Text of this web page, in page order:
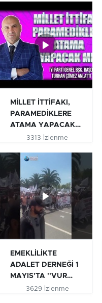
MİLLET İTTİFAKI,
PARAMEDİKLERE
ATAMA YAPACAK
MI? | TURHAN...
3313 İzlenme
EMEKLİLİKTE
ADALET DERNEĞİ 1
MAYIS'TA ''VUR
VUR İNLESİN VE...
3629 İzlenme